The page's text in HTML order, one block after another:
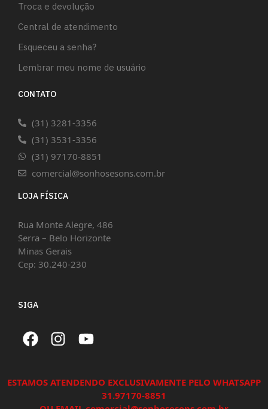
Troca e devolução
Central de atendimento
Esqueceu a senha?
Lembrar meu nome de usuário
CONTATO
(31) 3281-3356
(31) 3531-3356
(31) 97170-8851
comercial@sonhosesons.com.br
LOJA FÍSICA
Rua Monte Alegre, 486
Serra – Belo Horizonte
Minas Gerais
Cep: 30.240-230
SIGA
ESTAMOS ATENDENDO EXCLUSIVAMENTE PELO WHATSAPP
31.97170-8851